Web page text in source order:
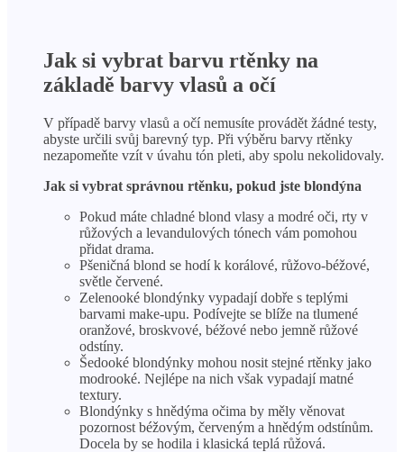
Jak si vybrat barvu rtěnky na
základě barvy vlasů a očí
V případě barvy vlasů a očí nemusíte provádět žádné testy,
abyste určili svůj barevný typ. Při výběru barvy rtěnky
nezapomeňte vzít v úvahu tón pleti, aby spolu nekolidovaly.
Jak si vybrat správnou rtěnku, pokud jste blondýna
Pokud máte chladné blond vlasy a modré oči, rty v
růžových a levandulových tónech vám pomohou
přidat drama.
Pšeničná blond se hodí k korálové, růžovo-béžové,
světle červené.
Zelenooké blondýnky vypadají dobře s teplými
barvami make-upu. Podívejte se blíže na tlumené
oranžové, broskvové, béžové nebo jemně růžové
odstíny.
Šedooké blondýnky mohou nosit stejné rtěnky jako
modrooké. Nejlépe na nich však vypadají matné
textury.
Blondýnky s hnědýma očima by měly věnovat
pozornost béžovým, červeným a hnědým odstínům.
Docela by se hodila i klasická teplá růžová.